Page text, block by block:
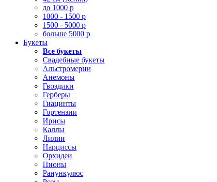
до 1000 р
1000 - 1500 р
1500 - 5000 р
больше 5000 р
Букеты
Все букеты
Свадебные букеты
Альстромерии
Анемоны
Гвоздики
Герберы
Гиацинты
Гортензии
Ирисы
Каллы
Лилии
Нарциссы
Орхидеи
Пионы
Ранункулюс